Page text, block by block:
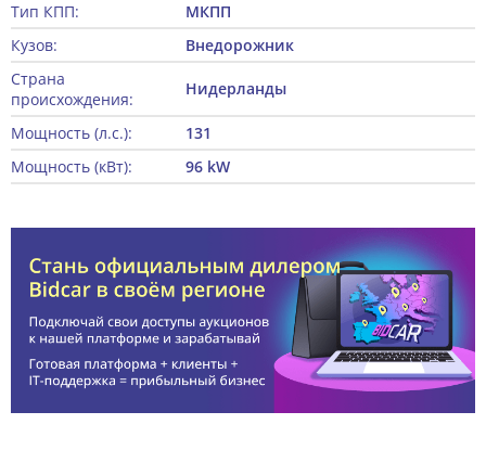
Тип КПП:
МКПП
Кузов:
Внедорожник
Страна
происхождения:
Нидерланды
Мощность (л.с.):
131
Мощность (кВт):
96 kW